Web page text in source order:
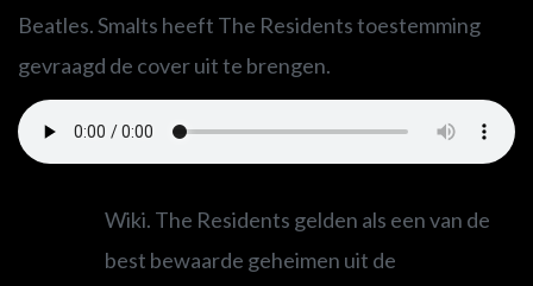
Beatles. Smalts heeft The Residents toestemming
gevraagd de cover uit te brengen.
Wiki. The Residents gelden als een van de
best bewaarde geheimen uit de